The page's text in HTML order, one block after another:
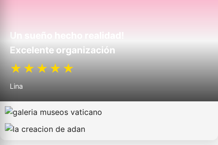
Un sueño hecho realidad!
Excelente organización
★★★★★
Lina